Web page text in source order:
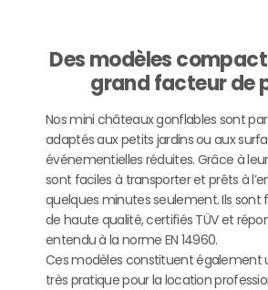
Des modèles
grand facteur de
Nos mini châteaux gonflables sont
adaptés aux petits jardins ou aux
événementielles réduites. Grâce à
sont faciles à transporter et prêts à
quelques minutes seulement. Ils sont
de haute qualité, certifiés TÜV et
entendu à la norme EN 14960.
Ces modèles constituent
très pratique pour la location